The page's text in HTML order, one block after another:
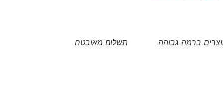
ברמה גבוהה תשלום מאובטח